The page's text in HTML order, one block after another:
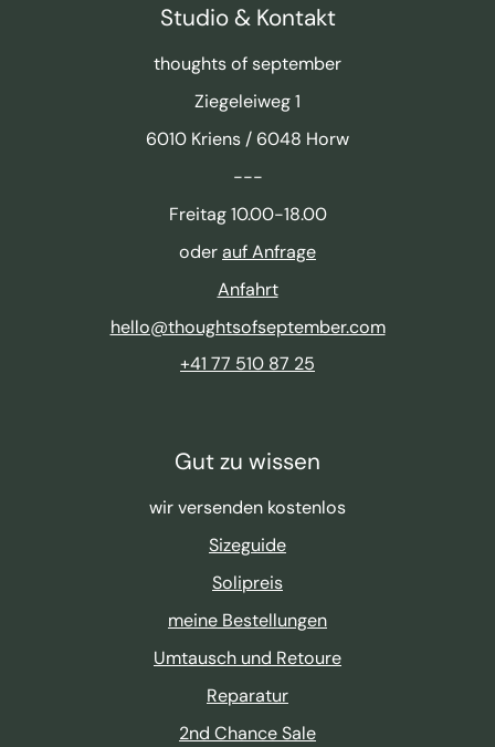
Studio & Kontakt
thoughts of september
Ziegeleiweg 1
6010 Kriens / 6048 Horw
---
Freitag 10.00-18.00
oderauf Anfrage
Anfahrt
hello@thoughtsofseptember.com
+41 77 510 87 25
Gut zu wissen
wir versenden kostenlos
Sizeguide
Solipreis
meine Bestellungen
Umtausch und Retoure
Reparatur
2nd Chance Sale